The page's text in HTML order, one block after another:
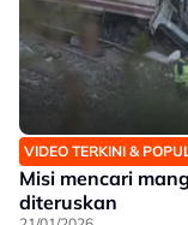
VIDEO TERKINI &
Misi mencari
diteruskan